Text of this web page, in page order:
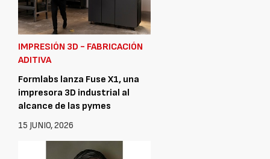
IMPRESIÓN 3D - FABRICACIÓN
ADITIVA
Formlabs lanza Fuse X1, una
impresora 3D industrial al
alcance de las pymes
15 JUNIO, 2026